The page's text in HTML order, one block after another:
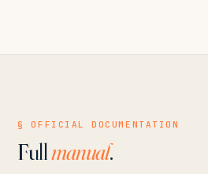
§ OFFICIAL DOCUMENTATION
Fullmanual.